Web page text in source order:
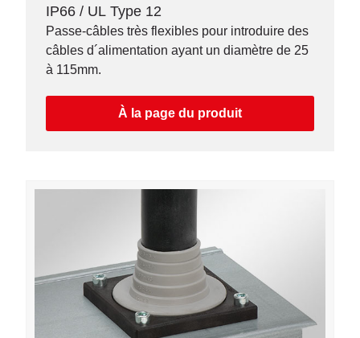
IP66 / UL Type 12
Passe-câbles très flexibles pour introduire des
câbles d´alimentation ayant un diamètre de 25
à 115mm.
À la page du produit